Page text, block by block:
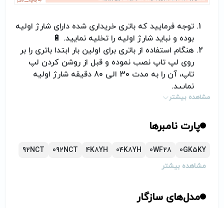
توجه فرمایید که باتری خریداری شده دارای شارژ اولیه
بوده و نباید شارژ اولیه را تخلیه نمایید. 🔋
هنگام استفاده از باتری برای اولین بار ابتدا باتری را بر
روی لپ تاپ نصب نموده و قبل از روشن کردن لپ
تاپ، آن را به مدت 30 الی 80 دقیقه شارژ اولیه
نمایید.
طول عمر آن کم خواهد شد= کوتاه شدن تعداد سیکل
شارژ و دشارژر باتری لپ تاپ
اگر به هر دلیل قصد استفاده از لپ تاچ خود را به
هفته‌ای یک بار باتری را شارژ و دشارژ کنید.
تاپ در حال استفاده و یا شارژ شدن از دستگاه خارج
مشاهده بیشتر
پارت نامبرها
0GK5KY
0WF28
04K8YH
4K8YH
092NCT
92NCT
مشاهده بیشتر
مدل‌های سازگار